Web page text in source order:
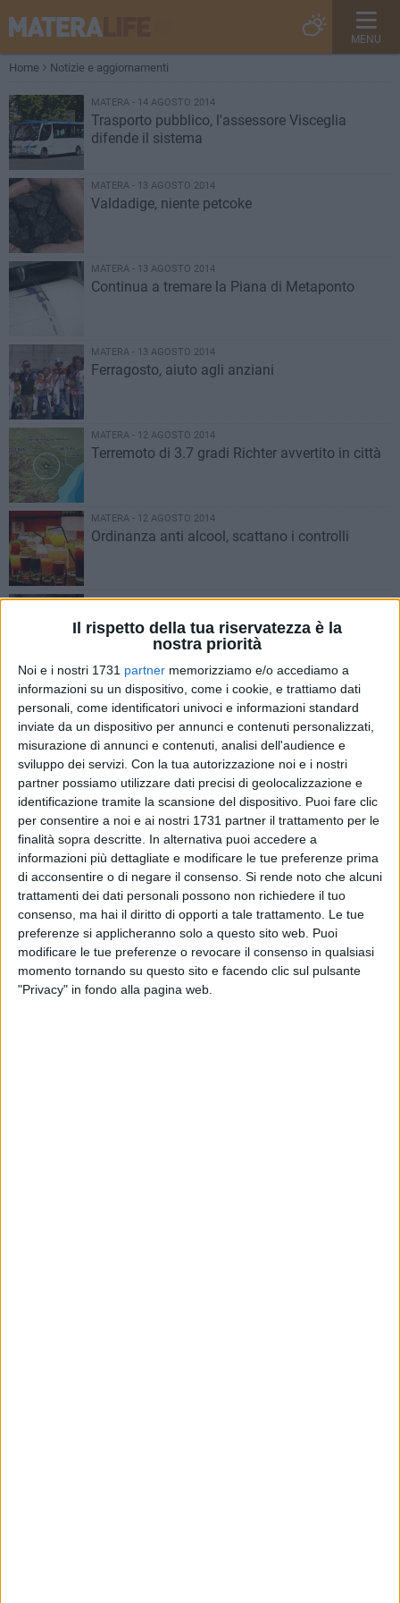
Il rispetto della tua riservatezza è la
nostra priorità
Noi e i nostri 1731 partner memorizziamo e/o accediamo a
informazioni su un dispositivo, come i cookie, e trattiamo dati
personali, come identificatori univoci e informazioni standard
inviate da un dispositivo per annunci e contenuti personalizzati,
misurazione di annunci e contenuti, analisi dell'audience e
sviluppo dei servizi. Con la tua autorizzazione noi e i nostri
partner possiamo utilizzare dati precisi di geolocalizzazione e
identificazione tramite la scansione del dispositivo. Puoi fare clic
per consentire a noi e ai nostri 1731 partner il trattamento per le
finalità sopra descritte. In alternativa puoi accedere a
informazioni più dettagliate e modificare le tue preferenze prima
di acconsentire o di negare il consenso. Si rende noto che alcuni
trattamenti dei dati personali possono non richiedere il tuo
consenso, ma hai il diritto di opporti a tale trattamento. Le tue
preferenze si applicheranno solo a questo sito web. Puoi
modificare le tue preferenze o revocare il consenso in qualsiasi
momento tornando su questo sito e facendo clic sul pulsante
"Privacy" in fondo alla pagina web.
MENU
Home Notizie e aggiornamenti
MATERA - 14 AGOSTO 2014
Trasporto pubblico, l'assessore Visceglia
difende il sistema
MATERA - 13 AGOSTO 2014
Valdadige, niente petcoke
MATERA - 13 AGOSTO 2014
Continua a tremare la Piana di Metaponto
MATERA - 13 AGOSTO 2014
Ferragosto, aiuto agli anziani
MATERA - 12 AGOSTO 2014
Terremoto di 3.7 gradi Richter avvertito in città
MATERA - 12 AGOSTO 2014
Ordinanza anti alcool, scattano i controlli
MATERA - 12 AGOSTO 2014
Stranieri affascinati da Madonna delle Virtù e
San Nicola dei Greci
MATERA - 11 AGOSTO 2014
Turismo, stop agli abusivi
MATERA - 11 AGOSTO 2014
Allarme siringhe nella pineta del rione Agna
MATERA - 11 AGOSTO 2014
La materana Noemi Lapolla è Miss
Castellaneta 2014
MATERA - 10 AGOSTO 2014
La crisi morde anche le vacanze